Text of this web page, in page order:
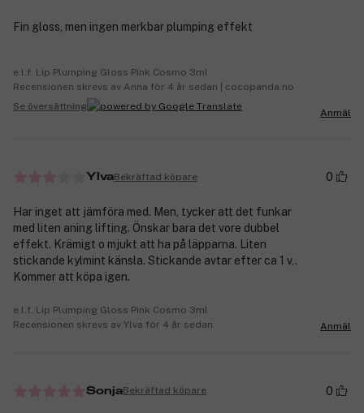
Fin gloss, men ingen merkbar plumping effekt
e.l.f. Lip Plumping Gloss Pink Cosmo 3ml
Recensionen skrevs av Anna för 4 år sedan | cocopanda.no
Se översättning
Anmäl
YlvaBekräftad köpare 0
Har inget att jämföra med. Men, tycker att det funkar
med liten aning lifting. Önskar bara det vore dubbel
effekt. Krämigt o mjukt att ha på läpparna. Liten
stickande kylmint känsla. Stickande avtar efter ca 1 v,.
Kommer att köpa igen.
e.l.f. Lip Plumping Gloss Pink Cosmo 3ml
Recensionen skrevs av Ylva för 4 år sedan
Anmäl
SonjaBekräftad köpare 0